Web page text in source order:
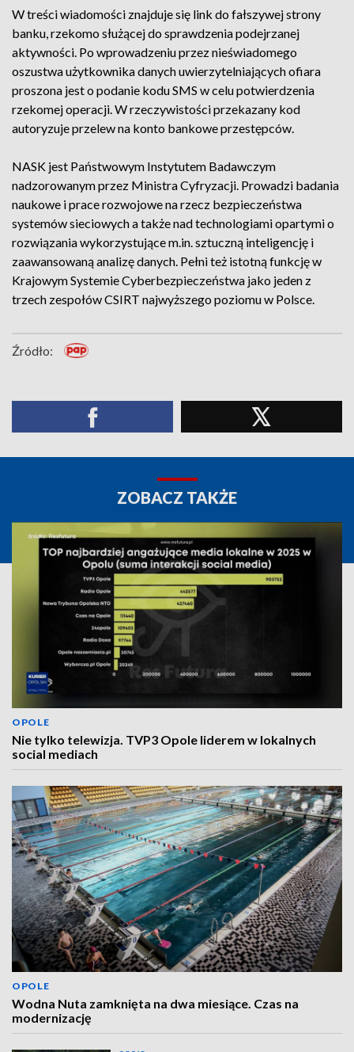
W treści wiadomości znajduje się link do fałszywej strony
banku, rzekomo służącej do sprawdzenia podejrzanej
aktywności. Po wprowadzeniu przez nieświadomego
oszustwa użytkownika danych uwierzytelniających ofiara
proszona jest o podanie kodu SMS w celu potwierdzenia
rzekomej operacji. W rzeczywistości przekazany kod
autoryzuje przelew na konto bankowe przestępców.
NASK jest Państwowym Instytutem Badawczym
nadzorowanym przez Ministra Cyfryzacji. Prowadzi badania
naukowe i prace rozwojowe na rzecz bezpieczeństwa
systemów sieciowych a także nad technologiami opartymi o
rozwiązania wykorzystujące m.in. sztuczną inteligencję i
zaawansowaną analizę danych. Pełni też istotną funkcję w
Krajowym Systemie Cyberbezpieczeństwa jako jeden z
trzech zespołów CSIRT najwyższego poziomu w Polsce.
Źródło:
ZOBACZ TAKŻE
OPOLE
Nie tylko telewizja. TVP3 Opole liderem w lokalnych
social mediach
OPOLE
Wodna Nuta zamknięta na dwa miesiące. Czas na
modernizację